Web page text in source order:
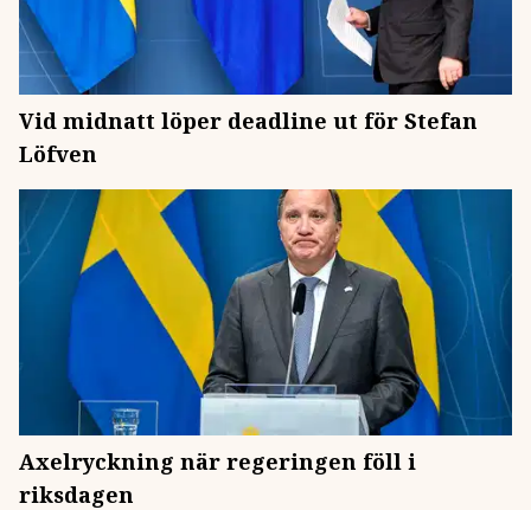
Vid midnatt löper deadline ut för Stefan
Löfven
Axelryckning när regeringen föll i
riksdagen